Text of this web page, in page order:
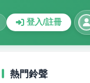
登入/註冊
熱門鈴聲